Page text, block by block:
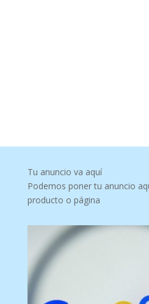
Tu anuncio va aquí
Podemos poner tu anuncio
producto o página